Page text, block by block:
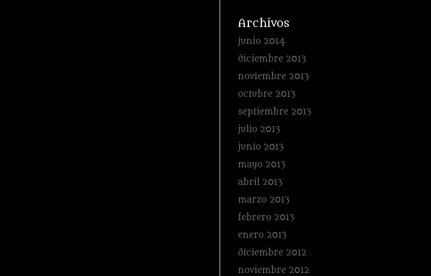
Archivos
junio 2014
diciembre 2013
noviembre 2013
octubre 2013
septiembre 2013
julio 2013
junio 2013
mayo 2013
abril 2013
marzo 2013
febrero 2013
enero 2013
diciembre 2012
noviembre 2012